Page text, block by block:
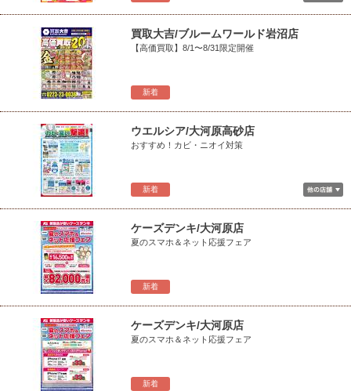
新着
買取大吉/ブルームワールド岩沼店
【高価買取】8/1〜8/31限定開催
新着
ウエルシア/大河原高砂店
おすすめ！カビ・ニオイ対策
新着
ケーズデンキ/大河原店
夏のスマホ＆ネット応援フェア
新着
ケーズデンキ/大河原店
夏のスマホ＆ネット応援フェア